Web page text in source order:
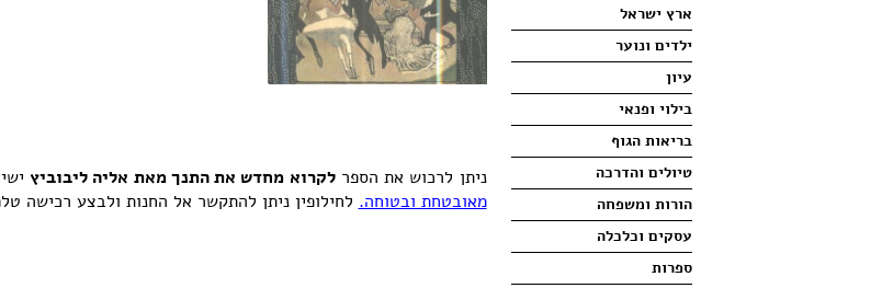
ארץ ישראל
ילדים ונוער
עיון
בילוי ופנאי
בריאות הגוף
טיולים והדרכה
הורות ומשפחה
עסקים וכלכלה
ספרות
ניתן לרכוש את הספרלקרוא מחדש את התנך מאת אליה ליבוביץ
מאובטחת ובטוחה. לחילופין ניתן להתקשר אל החנות ולבצע רכישה